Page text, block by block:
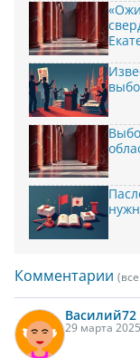
Комментарии
Василий72
29 марта